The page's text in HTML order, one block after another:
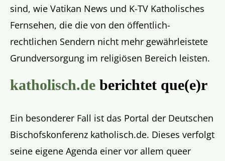
sind, wie Vatikan News und K-TV Katholisches
Fernsehen, die die von den öffentlich-
rechtlichen Sendern nicht mehr gewährleistete
Grundversorgung im religiösen Bereich leisten.
katholisch.de berichtet que(e)r
Ein besonderer Fall ist das Portal der Deutschen
Bischofskonferenz katholisch.de. Dieses verfolgt
seine eigene Agenda einer vor allem queer